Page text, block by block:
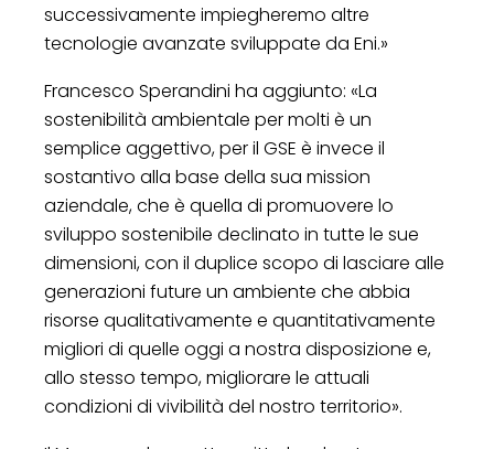
successivamente impiegheremo altre
tecnologie avanzate sviluppate da Eni.»
Francesco Sperandini ha aggiunto: «La
sostenibilità ambientale per molti è un
semplice aggettivo, per il GSE è invece il
sostantivo alla base della sua mission
aziendale, che è quella di promuovere lo
sviluppo sostenibile declinato in tutte le sue
dimensioni, con il duplice scopo di lasciare alle
generazioni future un ambiente che abbia
risorse qualitativamente e quantitativamente
migliori di quelle oggi a nostra disposizione e,
allo stesso tempo, migliorare le attuali
condizioni di vivibilità del nostro territorio».